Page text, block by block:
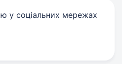
у соціальних мережах
link